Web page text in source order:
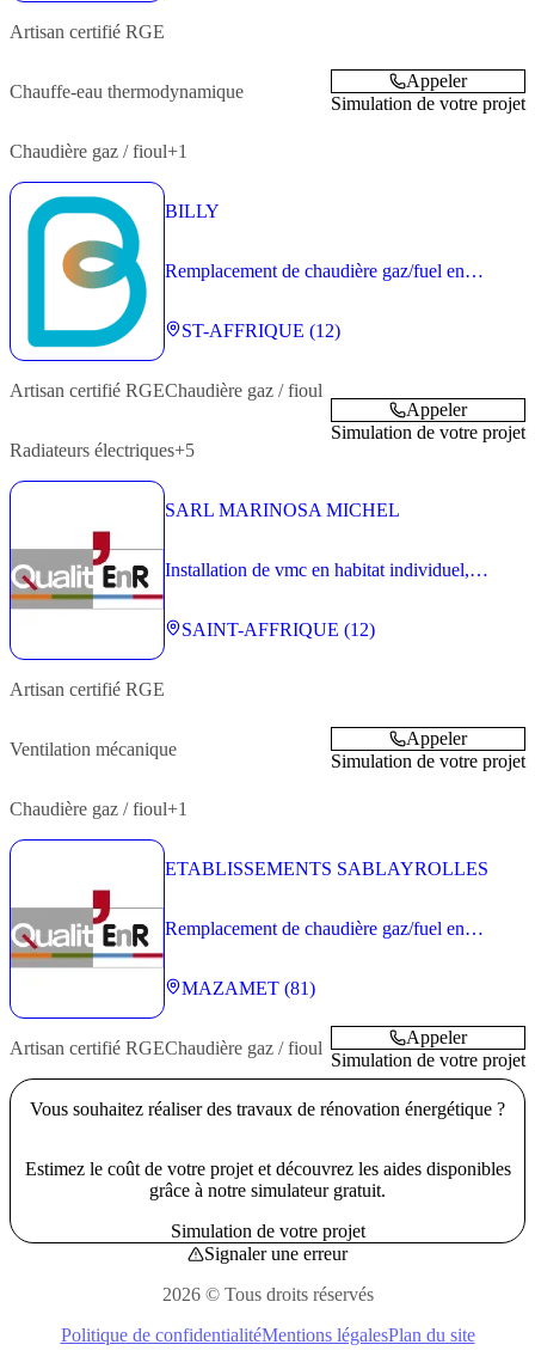
Artisan certifié RGE
Chauffe-eau thermodynamique
Chaudière gaz / fioul+1
Appeler
Simulation de votre projet
BILLY
Remplacement de chaudière gaz/fuel en
ST-AFFRIQUE (12)
Artisan certifié RGEChaudière gaz / fioul
Radiateurs électriques+5
Appeler
Simulation de votre projet
SARL MARINOSA MICHEL
Installation de vmc en habitat individuel,
SAINT-AFFRIQUE (12)
Artisan certifié RGE
Ventilation mécanique
Chaudière gaz / fioul+1
Appeler
Simulation de votre projet
ETABLISSEMENTS SABLAYROLLES
Remplacement de chaudière gaz/fuel en
MAZAMET (81)
Artisan certifié RGEChaudière gaz / fioul
Appeler
Simulation de votre projet
Vous souhaitez réaliser des travaux de rénovation énergétique ?
Estimez le coût de votre projet et découvrez les aides disponibles
grâce à notre simulateur gratuit.
Simulation de votre projet
Signaler une erreur
2026 © Tous droits réservés
Politique de confidentialitéMentions légalesPlan du site